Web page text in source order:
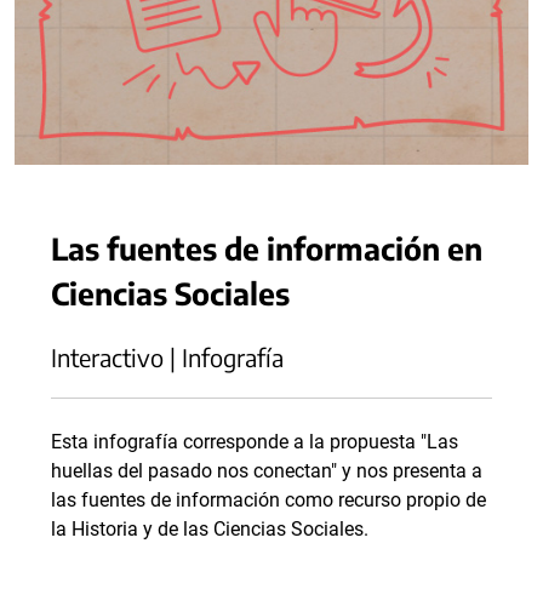
Las fuentes de información en
Ciencias Sociales
Interactivo | Infografía
Esta infografía corresponde a la propuesta "Las
huellas del pasado nos conectan" y nos presenta a
las fuentes de información como recurso propio de
la Historia y de las Ciencias Sociales.